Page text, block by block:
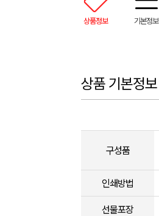
상품정보 기본정보
상품 기본정보
구성품
인쇄방법
선물포장